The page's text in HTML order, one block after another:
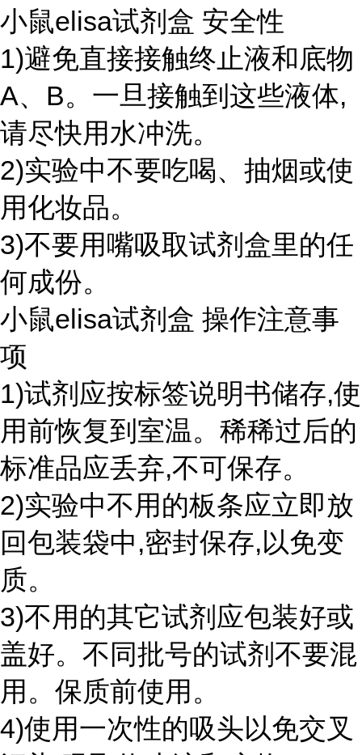
小鼠elisa试剂盒 安全性
1)避免直接接触终止液和底物
A、B。一旦接触到这些液体,
请尽快用水冲洗。
2)实验中不要吃喝、抽烟或使
用化妆品。
3)不要用嘴吸取试剂盒里的任
何成份。
小鼠elisa试剂盒 操作注意事
项
1)试剂应按标签说明书储存,使
用前恢复到室温。稀稀过后的
标准品应丢弃,不可保存。
2)实验中不用的板条应立即放
回包装袋中,密封保存,以免变
质。
3)不用的其它试剂应包装好或
盖好。不同批号的试剂不要混
用。保质前使用。
4)使用一次性的吸头以免交叉